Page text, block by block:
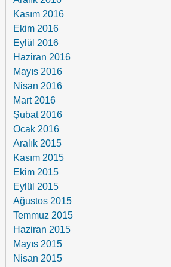
Kasım 2016
Ekim 2016
Eylül 2016
Haziran 2016
Mayıs 2016
Nisan 2016
Mart 2016
Şubat 2016
Ocak 2016
Aralık 2015
Kasım 2015
Ekim 2015
Eylül 2015
Ağustos 2015
Temmuz 2015
Haziran 2015
Mayıs 2015
Nisan 2015